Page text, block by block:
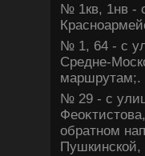
№ 1кв, 1нв -
№ 1, 64 - с
Средне-
маршрутам;.
№ 29 - с
обратном